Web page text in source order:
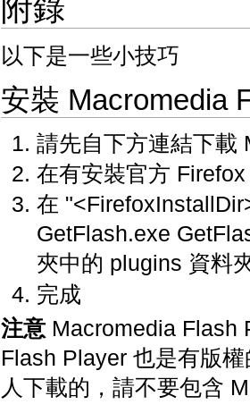
附錄
以下是一些小技巧
安裝 Macromedia
請先自下方連結下
在有安裝官方
在
GetFlash.exe
夾中的 plugins 資料
完成
注意Macromedia Flash
Flash Player 也是有版
人下載的，請不要包含